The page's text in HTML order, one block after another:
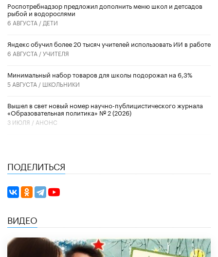
Роспотребнадзор предложил дополнить меню школ и детсадов
рыбой и водорослями
6 АВГУСТА / ДЕТИ
​Яндекс обучил более 20 тысяч учителей использовать ИИ в работе
6 АВГУСТА /УЧИТЕЛЯ
Минимальный набор товаров для школы подорожал на 6,3%
5 АВГУСТА / ШКОЛЬНИКИ
Вышел в свет новый номер научно-публицистического журнала
«Образовательная политика» № 2 (2026)
3 ИЮЛЯ / АНОНС
ПОДЕЛИТЬСЯ
ВИДЕО